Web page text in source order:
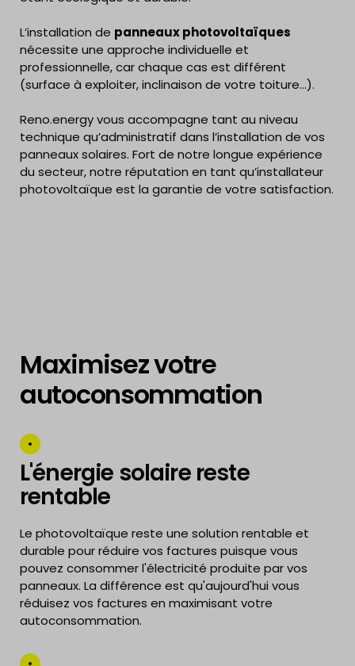
L’installation de panneaux photovoltaïques
nécessite une approche individuelle et
professionnelle, car chaque cas est différent
(surface à exploiter, inclinaison de votre toiture…).
Reno.energy vous accompagne tant au niveau
technique qu’administratif dans l’installation de vos
panneaux solaires. Fort de notre longue expérience
du secteur, notre réputation en tant qu’installateur
photovoltaïque est la garantie de votre satisfaction.
Maximisez votre
autoconsommation
L'énergie solaire reste
rentable
Le photovoltaïque reste une solution rentable et
durable pour réduire vos factures puisque vous
pouvez consommer l'électricité produite par vos
panneaux. La différence est qu'aujourd'hui vous
réduisez vos factures en maximisant votre
autoconsommation.